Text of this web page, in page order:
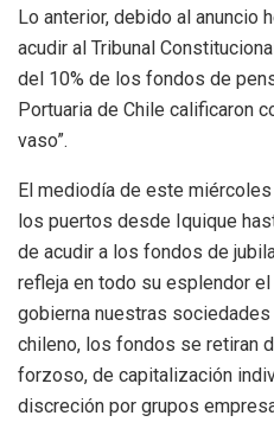
Lo anterior, debido al anuncio
acudir al Tribunal
del 10% de los fondos de
Portuaria de Chile calificaron
vaso”.
El mediodía de este
los puertos desde Iquique
de acudir a los fondos de
refleja en todo su esplendor
gobierna nuestras
chileno, los fondos se retiran
forzoso, de capitalización
discreción por grupos